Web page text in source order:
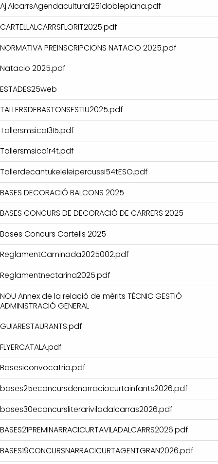
Aj.AlcarrsAgendacultural251dobleplana.pdf
CARTELLALCARRSFLORIT2025.pdf
NORMATIVA PREINSCRIPCIONS NATACIO 2025.pdf
Natacio 2025.pdf
ESTADES25web
TALLERSDEBASTONSESTIU2025.pdf
TallersmsicaI3I5.pdf
Tallersmsica1r4t.pdf
Tallerdecantukeleleipercussi54tESO.pdf
BASES DECORACIÓ BALCONS 2025
BASES CONCURS DE DECORACIÓ DE CARRERS 2025
Bases Concurs Cartells 2025
ReglamentCaminada2025002.pdf
Reglamentnectarina2025.pdf
NOU Annex de la relació de mèrits TÈCNIC GESTIÓ
ADMINISTRACIÓ GENERAL
GUIARESTAURANTS.pdf
FLYERCATALA.pdf
Basesiconvocatria.pdf
bases25econcursdenarraciocurtainfants2026.pdf
bases30econcursliterariviladalcarras2026.pdf
BASES21PREMINARRACICURTAVILADALCARRS2026.pdf
BASES19CONCURSNARRACICURTAGENTGRAN2026.pdf